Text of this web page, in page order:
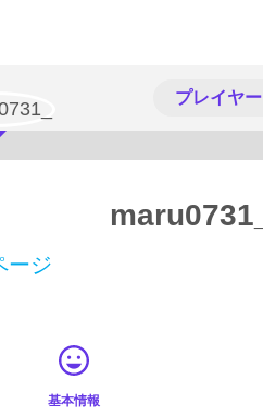
プレイヤー
maru0731_
ージ
基本情報